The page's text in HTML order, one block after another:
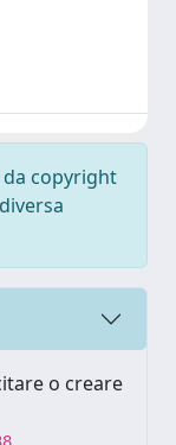
copyright
o creare